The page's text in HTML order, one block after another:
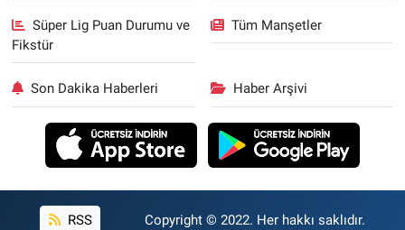
Süper Lig Puan Durumu ve
Fikstür
Tüm Manşetler
Son Dakika Haberleri Haber Arşivi
RSS Copyright © 2022. Her hakkı saklıdır.